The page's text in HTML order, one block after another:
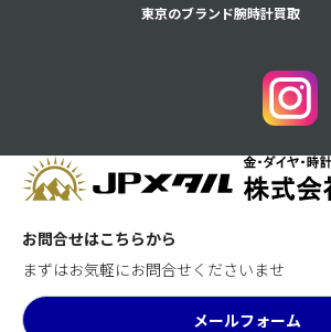
東京のブランド腕時計買取
お問合せはこちらから
まずはお気軽にお問合せくださいませ
メールフォーム